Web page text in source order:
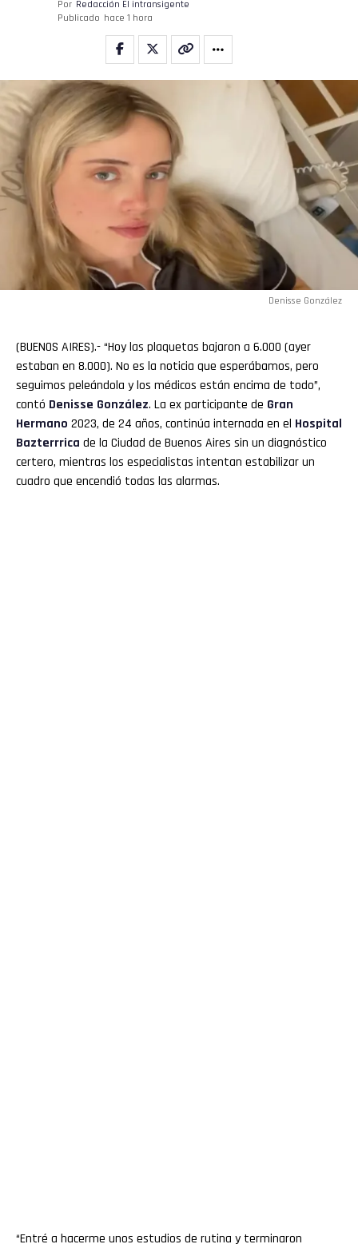
Por Redacción El intransigente
Publicado hace 1 hora
Denisse González
(BUENOS AIRES).- “Hoy las plaquetas bajaron a 6.000 (ayer
estaban en 8.000). No es la noticia que esperábamos, pero
seguimos peleándola y los médicos están encima de todo”,
contó Denisse González. La ex participante de Gran
Hermano 2023, de 24 años, continúa internada en el Hospital
Bazterrrica de la Ciudad de Buenos Aires sin un diagnóstico
certero, mientras los especialistas intentan estabilizar un
cuadro que encendió todas las alarmas.
“Entré a hacerme unos estudios de rutina y terminaron